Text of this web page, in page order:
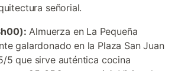
señorial.
Almuerza en La Pequeña
galardonado en la Plaza San Juan
5 que sirve auténtica cocina